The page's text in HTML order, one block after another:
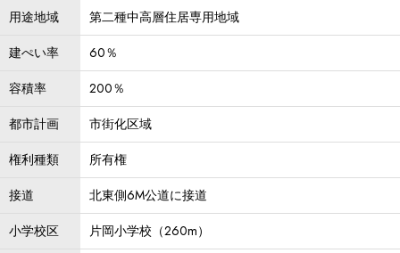
用途地域
第二種中高層住居専用地域
建ぺい率
60％
容積率
200％
都市計画
市街化区域
権利種類
所有権
接道
北東側6M公道に接道
小学校区
片岡小学校（260m）